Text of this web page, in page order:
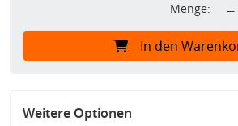
Menge: −
In den
Weitere Optionen